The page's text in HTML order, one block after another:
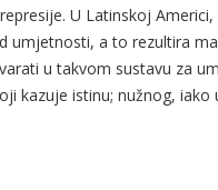
U Latinskoj
umjetnosti, a to rezultira
u takvom sustavu za
kazuje istinu; nužnog,